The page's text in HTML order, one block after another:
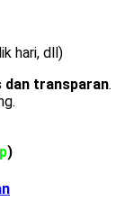
hari, dll)
dan transparan.
)